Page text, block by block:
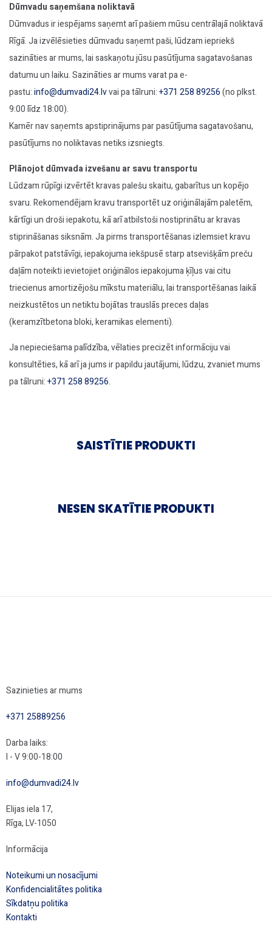
Dūmvadu saņemšana noliktavā
Dūmvadus ir iespējams saņemt arī pašiem mūsu centrālajā noliktavā
Rīgā. Ja izvēlēsieties dūmvadu saņemt paši, lūdzam iepriekš
sazināties ar mums, lai saskaņotu jūsu pasūtījuma sagatavošanas
datumu un laiku. Sazināties ar mums varat pa e-
pastu:info@dumvadi24.lvvai pa tālruni:+371 258 89256(no plkst.
9:00 līdz 18:00).
Kamēr nav saņemts apstiprinājums par pasūtījuma sagatavošanu,
pasūtījums no noliktavas netiks izsniegts.
Plānojot dūmvada izvešanu ar savu transportu
Lūdzam rūpīgi izvērtēt kravas palešu skaitu, gabarītus un kopējo
svaru. Rekomendējam kravu transportēt uz oriģinālajām paletēm,
kārtīgi un droši iepakotu, kā arī atbilstoši nostiprinātu ar kravas
stiprināšanas siksnām. Ja pirms transportēšanas izlemsiet kravu
pārpakot patstāvīgi, iepakojuma iekšpusē starp atsevišķām preču
daļām noteikti ievietojiet oriģinālos iepakojuma ķīļus vai citu
triecienus amortizējošu mīkstu materiālu, lai transportēšanas laikā
neizkustētos un netiktu bojātas trauslās preces daļas
(keramzītbetona bloki, keramikas elementi).
Ja nepieciešama palīdzība, vēlaties precizēt informāciju vai
konsultēties, kā arī ja jums ir papildu jautājumi, lūdzu, zvaniet mums
pa tālruni:+371 258 89256.
SAISTĪTIE PRODUKTI
NESEN SKATĪTIE PRODUKTI
Sazinieties ar mums
+371 25889256
Darba laiks:
I - V 9:00-18:00
info@dumvadi24.lv
Elijas iela 17,
Rīga, LV-1050
Informācija
Noteikumi un nosacījumi
Konfidencialitātes politika
Sīkdatņu politika
Kontakti